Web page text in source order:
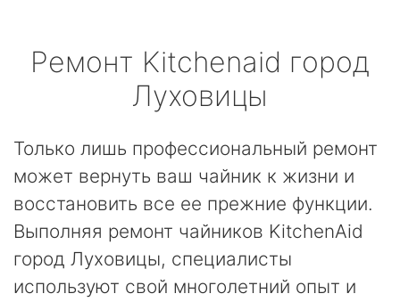
Ремонт Kitchenaid город
Луховицы
Только лишь профессиональный ремонт
может вернуть ваш чайник к жизни и
восстановить все ее прежние функции.
Выполняя ремонт чайников KitchenAid
город Луховицы, специалисты
используют свой многолетний опыт и